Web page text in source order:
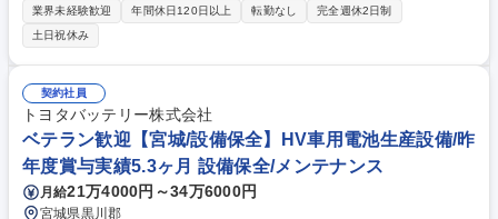
援と企業の採用課題解決をお任せします。最大の魅力は、大学の部活を訪
問し、就職に悩む学生に寄り添う本質的な支援ができる点です。 自らフォ
ローした学生が社会に出て活躍する姿を直接見届けることができ、大きな
感動とやりがいを得られます。少数精鋭組織で裁量をもって仕事が進めら
れるため、早期に人財領域での経験を積むことが出来ます。 【具体業務】
■学生へのキャリア面談、自己分析・業界研究サポート、ES添削 ■面接対
策、内定から入社後までのフォロー ■各大学・部活動へのキャリアイベン
ト運営及び訪問支援 ■企業に対する採用コンサルティング 募集職種 【両
面型人材コンサルタント】★即戦力採用 インセンティブ支給有/年休125日
業界未経験歓迎 年間休日120日以上 転勤なし
完全週休2日制
土日祝休み
契約社員
トヨタバッテリー株式会社
ベテラン歓迎【宮城/設備保全】HV車用電池生産設備/昨
年度賞与実績5.3ヶ月 設備保全/メンテナンス
月給21万4000円～34万6000円
宮城県黒川郡